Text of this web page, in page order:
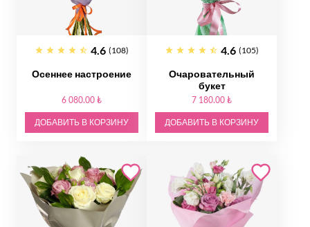
4.6 (108)
Осеннее настроение
6 080.00 ₺
ДОБАВИТЬ В КОРЗИНУ
4.6 (105)
Очаровательный
букет
7 180.00 ₺
ДОБАВИТЬ В КОРЗИНУ